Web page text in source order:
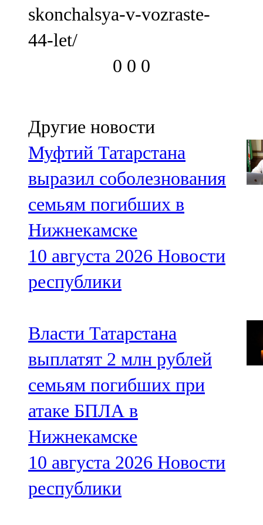
skonchalsya-v-vozraste-
44-let/
0 0 0
Другие новости
Муфтий Татарстана
выразил соболезнования
семьям погибших в
Нижнекамске
10 августа 2026 Новости
республики
Власти Татарстана
выплатят 2 млн рублей
семьям погибших при
атаке БПЛА в
Нижнекамске
10 августа 2026 Новости
республики